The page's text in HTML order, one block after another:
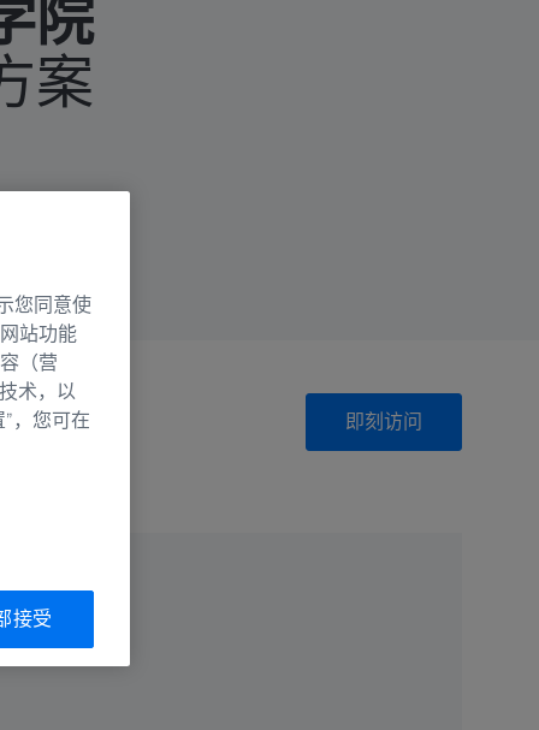
院
案
即刻访问
您同意使
站功能
（营
术，以
，您可在
接受